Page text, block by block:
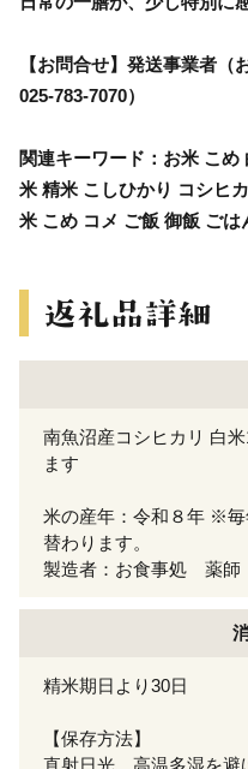
【お問合せ】発送事業者
025-783-7070）
関連キーワード：お米 こ
米 精米 こしひかり コシヒ
米 こめ コメ ご飯 御飯 ごは
南魚沼産コシヒカリ 白
ます
米の産年：令和８年 ※毎
替わります。
製造者：お食事処 薬師
精米期日より30日
【保存方法】
直射日光、高温多湿を避